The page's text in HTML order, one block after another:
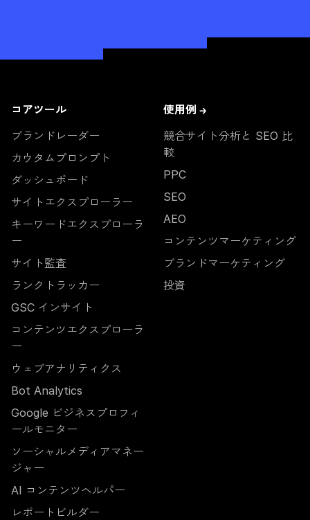
コアツール
ブランドレーダー
カウタムプロンプト
ダッシュボード
サイトエクスプローラー
キーワードエクスプローラ
ー
サイト監査
ランクトラッカー
GSC インサイト
コンテンツエクスプローラ
ー
ウェブアナリティクス
Bot Analytics
Google ビジネスプロフィ
ールモニター
ソーシャルメディアマネー
ジャー
AI コンテンツヘルパー
レポートビルダー
使用例 →
競合サイト分析と SEO 比
較
PPC
SEO
AEO
コンテンツマーケティング
ブランドマーケティング
投資